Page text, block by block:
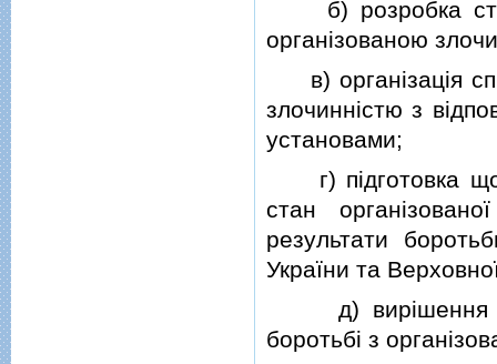
б) розробка
органiзованою
в) органiзацiя
злочиннiстю з
установами;
г) пiдготовка
стан
результати
України та
д) вирiшення
боротьбi з